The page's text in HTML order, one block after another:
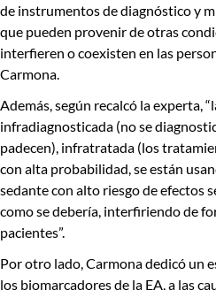
de instrumentos de diagnóstico y
que pueden provenir de otras
interfieren o coexisten en las
Carmona.
Además, según recalcó la experta, “
infradiagnosticada (no se
padecen), infratratada (los
con alta probabilidad, se están
sedante con alto riesgo de efectos
como se debería, interfiriendo de
pacientes”.
Por otro lado, Carmona dedicó un
los biomarcadores de la EA, a las